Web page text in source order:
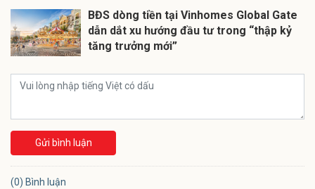
BĐS dòng tiền tại Vinhomes Global Gate
dẫn dắt xu hướng đầu tư trong “thập kỷ
tăng trưởng mới”
Gửi bình luận
(0) Bình luận